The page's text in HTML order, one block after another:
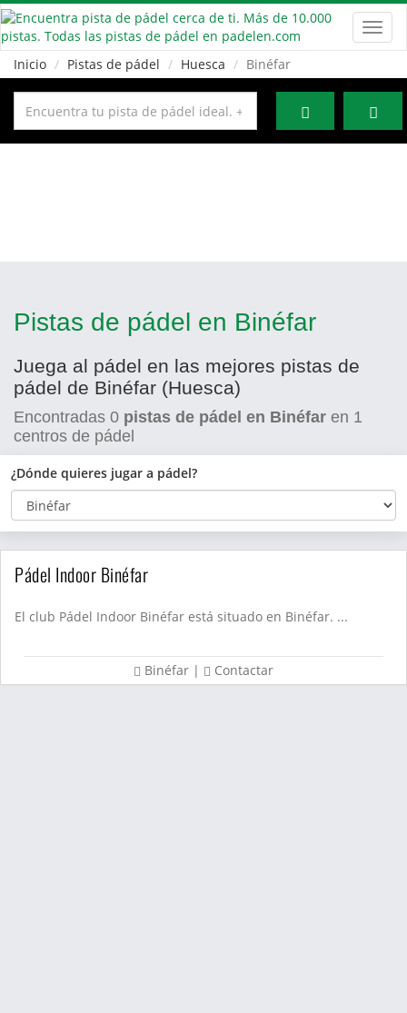
Inicio
Pistas de pádel Huesca Binéfar
Pistas de pádel en Binéfar
Juega al pádel en las mejores pistas de
pádel de Binéfar (Huesca)
Encontradas 0 pistas de pádel en Binéfar en 1
centros de pádel
¿Dónde quieres jugar a pádel?
Pádel Indoor Binéfar
El club Pádel Indoor Binéfar está situado en Binéfar. ...
Binéfar | Contactar